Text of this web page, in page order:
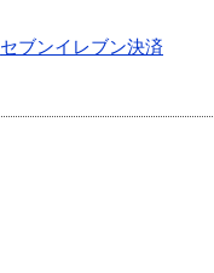
セブンイレブン決済